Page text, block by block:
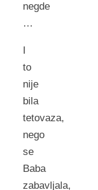
negde
…
I
to
nije
bila
tetovaza,
nego
se
Baba
zabavljala,